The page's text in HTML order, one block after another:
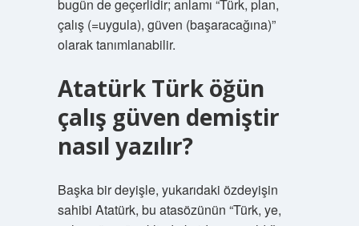
bugün de geçerlidir; anlamı “Türk, plan,
çalış (=uygula), güven (başaracağına)”
olarak tanımlanabilir.
Atatürk Türk öğün
çalış güven demiştir
nasıl yazılır?
Başka bir deyişle, yukarıdaki özdeyişin
sahibi Atatürk, bu atasözünün “Türk, ye,